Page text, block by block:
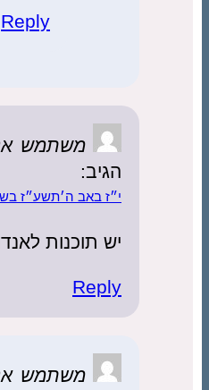
Reply
משתמש
הגיב:
י״ז באב ה׳תשע״ז בשעה
יש תוכנות
Reply
משתמש